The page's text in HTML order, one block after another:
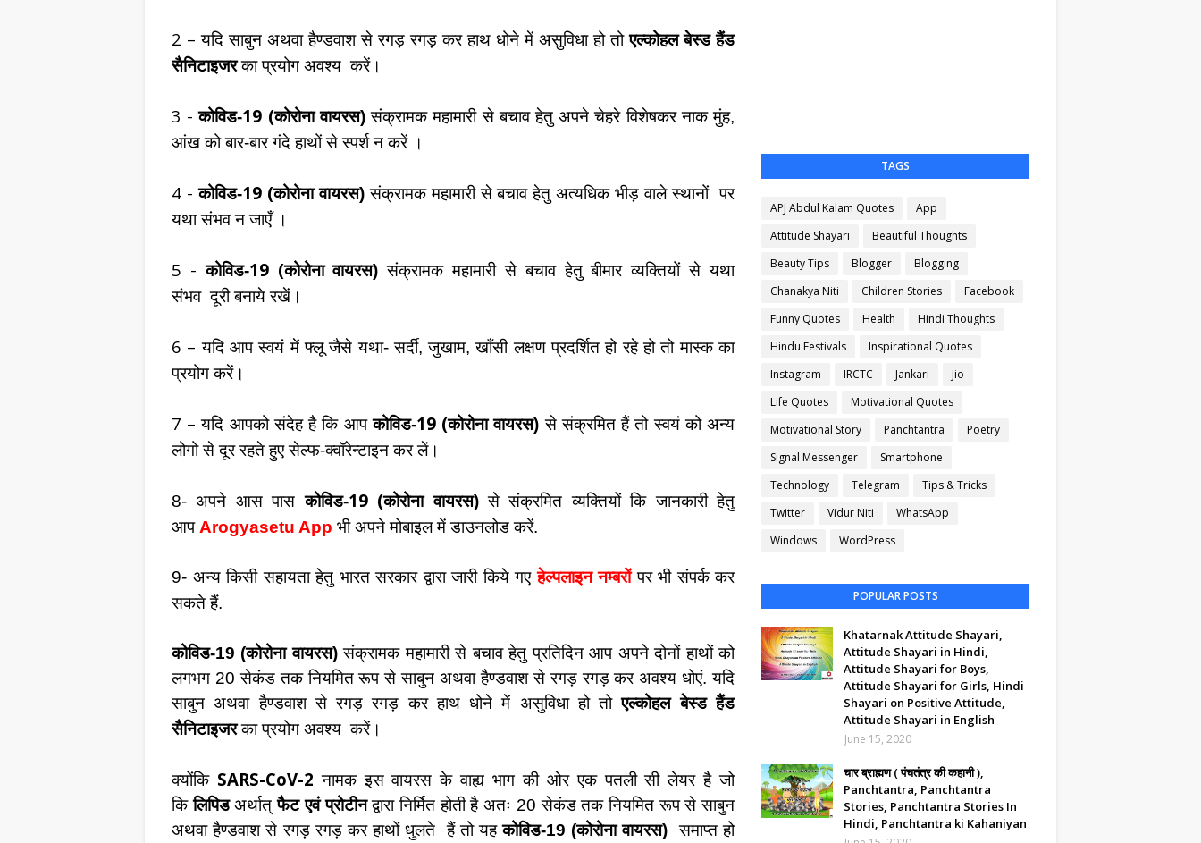
2 –यदि साबुन अथवा हैण्डवाश से रगड़ रगड़ कर हाथ धोने में असुविधा हो तोएल्कोहल बेस्ड हैंड
सैनिटाइजरका प्रयोग अवश्य करें।
3 -कोविड-19 (कोरोना वायरस)संक्रामक महामारी से बचाव हेतु अपने चेहरे विशेषकर नाक मुंह,
आंख को बार-बार गंदे हाथों से स्पर्श न करें ।
4 -कोविड-19 (कोरोना वायरस)संक्रामक महामारी से बचाव हेतु अत्यधिक भीड़ वाले स्थानों पर
यथा संभव न जाएँ ।
5 -कोविड-19 (कोरोना वायरस) संक्रामक महामारी से बचाव हेतु बीमार व्यक्तियों से यथा
संभव दूरी बनाये रखें।
6 –यदि आप स्वयं में फ्लू जैसे यथा- सर्दी, जुखाम, खाँसी लक्षण प्रदर्शित हो रहे हो तो मास्क का
प्रयोग करें।
7 –यदि आपको संदेह है कि आपकोविड-19 (कोरोना वायरस) से संक्रमित हैं तो स्वयं को अन्य
लोगो से दूर रहते हुए सेल्फ-क्वॉरेन्टाइन कर लें।
8- अपने आस पासकोविड-19 (कोरोना वायरस)से संक्रमित व्यक्तियों कि जानकारी हेतु
आप Arogyasetu App भी अपने मोबाइल में डाउनलोड करें.
9- अन्य किसी सहायता हेतु भारत सरकार द्वारा जारी किये गएहेल्पलाइन नम्बरोंपर भी संपर्क कर
सकते हैं.
कोविड-19 (कोरोना वायरस)संक्रामक महामारी से बचाव हेतु प्रतिदिन आप अपने दोनों हाथों को
लगभग 20 सेकंड तक नियमित रूप से साबुन अथवा हैण्डवाश से रगड़ रगड़ कर अवश्य धोएं. यदि
साबुन अथवा हैण्डवाश से रगड़ रगड़ कर हाथ धोने में असुविधा हो तोएल्कोहल बेस्ड हैंड
सैनिटाइजरका प्रयोग अवश्य करें।
क्योंकि SARS-CoV-2 नामक इस वायरस के वाह्य भाग की ओर एक पतली सी लेयर है जो
किलिपिडअर्थात्फैट एवं प्रोटीनद्वारा निर्मित होती है अतः 20 सेकंड तक नियमित रूप से साबुन
अथवा हैण्डवाश से रगड़ रगड़ कर हाथों धुलते
हैं तो यहकोविड-19 (कोरोना वायरस)
समाप्त हो
TAGS
APJ Abdul Kalam Quotes
App
Attitude Shayari
Beautiful Thoughts
Beauty Tips
Blogger
Blogging
Chanakya Niti
Children Stories
Facebook
Funny Quotes
Health
Hindi Thoughts
Hindu Festivals
Inspirational Quotes
Instagram
IRCTC Jankari
Jio
Life Quotes
Motivational Quotes
Motivational Story
Panchtantra
Poetry
Signal Messenger
Smartphone
Technology
Telegram
Tips & Tricks
Twitter
Vidur Niti
WhatsApp
Windows
WordPress
POPULAR POSTS
Khatarnak Attitude Shayari,
Attitude Shayari in Hindi,
Attitude Shayari for Boys,
Attitude Shayari for Girls, Hindi
Shayari on Positive Attitude,
Attitude Shayari in English
June 15, 2020
चार ब्राह्मण ( पंचतंत्र की कहानी ),
Panchtantra, Panchtantra
Stories, Panchtantra Stories In
Hindi, Panchtantra ki Kahaniyan